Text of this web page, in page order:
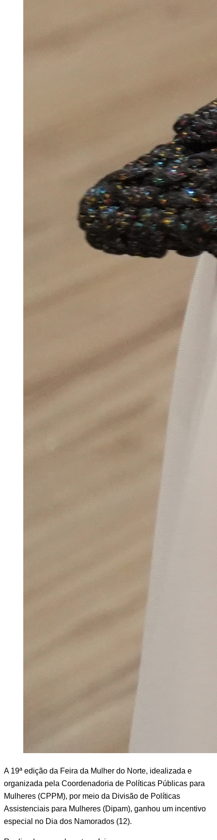
A 19ª edição da Feira da Mulher do Norte, idealizada e
organizada pela Coordenadoria de Políticas Públicas para
Mulheres (CPPM), por meio da Divisão de Políticas
Assistenciais para Mulheres (Dipam), ganhou um incentivo
especial no Dia dos Namorados (12).